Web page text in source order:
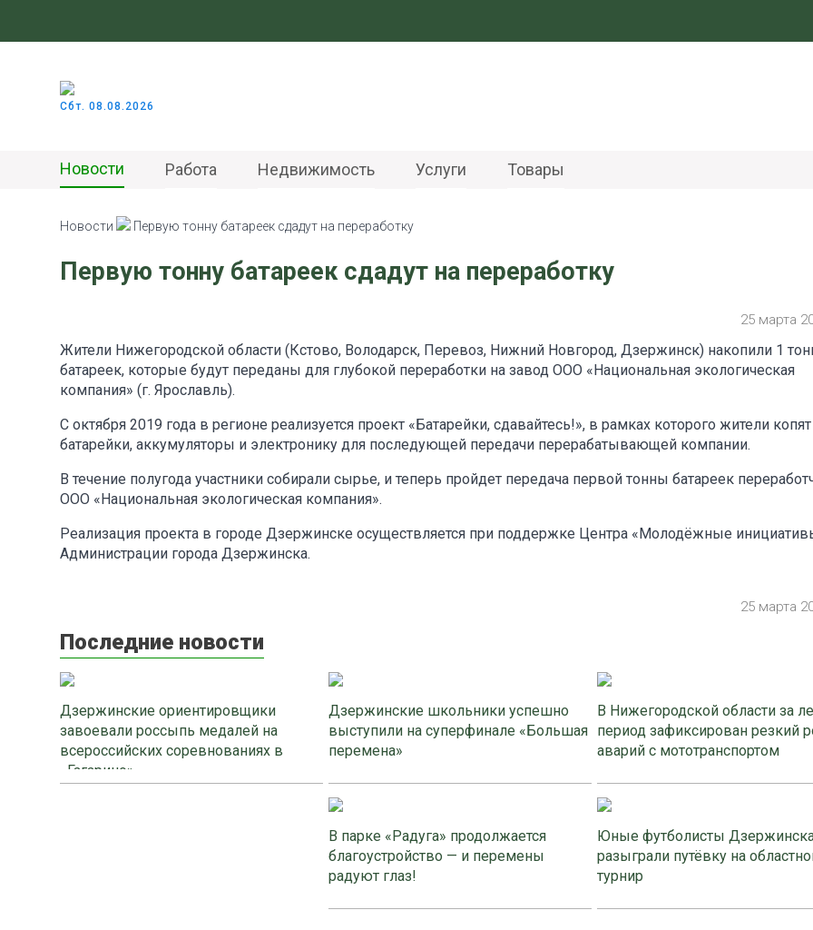
Сбт. 08.08.2026
Новости Работа Недвижимость Услуги Товары
Новости Первую тонну батареек сдадут на переработку
Первую тонну батареек сдадут на переработку
25 марта
Жители Нижегородской области (Кстово, Володарск, Перевоз, Нижний Новгород, Дзержинск) накопили 1
батареек, которые будут переданы для глубокой переработки на завод ООО «Национальная экологическая
компания» (г. Ярославль).
С октября 2019 года в регионе реализуется проект «Батарейки, сдавайтесь!», в рамках которого жители копят
батарейки, аккумуляторы и электронику для последующей передачи перерабатывающей компании.
В течение полугода участники собирали сырье, и теперь пройдет передача первой тонны батареек
ООО «Национальная экологическая компания».
Реализация проекта в городе Дзержинске осуществляется при поддержке Центра «Молодёжные
Администрации города Дзержинска.
25 марта
Последние новости
Дзержинские ориентировщики
завоевали россыпь медалей на
всероссийских соревнованиях в
«Гагарино»
Дзержинские школьники успешно
выступили на суперфинале «Большая
перемена»
В Нижегородской области за
период зафиксирован резкий
аварий с мототранспортом
В парке «Радуга» продолжается
благоустройство — и перемены
радуют глаз!
Юные футболисты
разыграли путёвку на
турнир